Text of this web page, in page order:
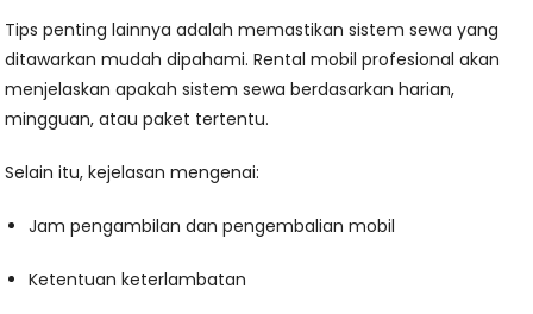
Tips penting lainnya adalah memastikan sistem sewa yang
ditawarkan mudah dipahami. Rental mobil profesional akan
menjelaskan apakah sistem sewa berdasarkan harian,
mingguan, atau paket tertentu.
Selain itu, kejelasan mengenai:
Jam pengambilan dan pengembalian mobil
Ketentuan keterlambatan